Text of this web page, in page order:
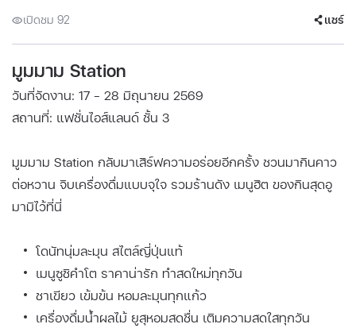
เปิดชม 92 แชร์
มูมมาม Station
วันที่จัดงาน: 17 - 28 มิถุนายน 2569
สถานที่: แฟชั่นไอส์แลนด์ ชั้น 3
มูมมาม Station กลับมาเสิร์ฟความอร่อยอีกครั้ง ชวนมากินคาว
ต่อหวาน จิบเครื่องดื่มแบบจุใจ รวมร้านดัง เมนูฮิต ของกินสุดอู
มามิไว้ที่นี่
โดนัทนุ่มละมุน สไตล์ญี่ปุ่นแท้
เมนูซูชิคำโต ราคาน่ารัก ทำสดใหม่ทุกวัน
ชาเขียว เข้มข้น หอมละมุนทุกแก้ว
เครื่องดื่มน้ำผลไม้ ยูสุหอมสดชื่น เติมความสดใสทุกวัน